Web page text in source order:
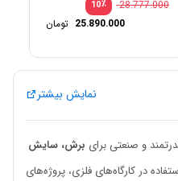
٪10
28.777.000
25.890.000 تومان
نمایش بیشتر
برش، سایش
در کارگاه‌های فلزی، پروژه‌های